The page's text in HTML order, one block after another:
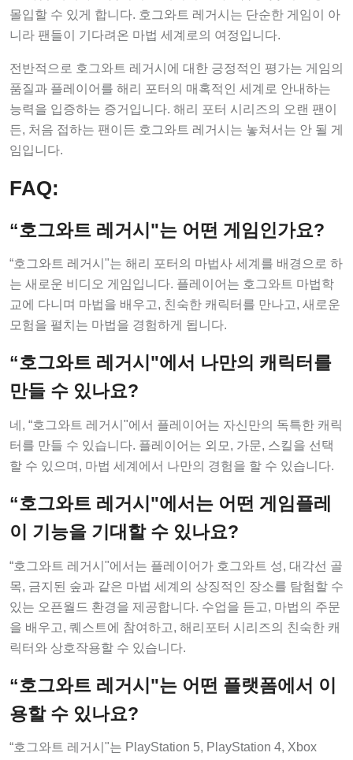
몰입할 수 있게 합니다. 호그와트 레거시는 단순한 게임이 아
니라 팬들이 기다려온 마법 세계로의 여정입니다.
전반적으로 호그와트 레거시에 대한 긍정적인 평가는 게임의
품질과 플레이어를 해리 포터의 매혹적인 세계로 안내하는
능력을 입증하는 증거입니다. 해리 포터 시리즈의 오랜 팬이
든, 처음 접하는 팬이든 호그와트 레거시는 놓쳐서는 안 될 게
임입니다.
FAQ:
“호그와트 레거시"는 어떤 게임인가요?
“호그와트 레거시"는 해리 포터의 마법사 세계를 배경으로 하
는 새로운 비디오 게임입니다. 플레이어는 호그와트 마법학
교에 다니며 마법을 배우고, 친숙한 캐릭터를 만나고, 새로운
모험을 펼치는 마법을 경험하게 됩니다.
“호그와트 레거시"에서 나만의 캐릭터를
만들 수 있나요?
네, “호그와트 레거시"에서 플레이어는 자신만의 독특한 캐릭
터를 만들 수 있습니다. 플레이어는 외모, 가문, 스킬을 선택
할 수 있으며, 마법 세계에서 나만의 경험을 할 수 있습니다.
“호그와트 레거시"에서는 어떤 게임플레
이 기능을 기대할 수 있나요?
“호그와트 레거시"에서는 플레이어가 호그와트 성, 대각선 골
목, 금지된 숲과 같은 마법 세계의 상징적인 장소를 탐험할 수
있는 오픈월드 환경을 제공합니다. 수업을 듣고, 마법의 주문
을 배우고, 퀘스트에 참여하고, 해리포터 시리즈의 친숙한 캐
릭터와 상호작용할 수 있습니다.
“호그와트 레거시"는 어떤 플랫폼에서 이
용할 수 있나요?
“호그와트 레거시"는 PlayStation 5, PlayStation 4, Xbox